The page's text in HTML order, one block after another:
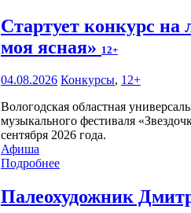
Стартует конкурс на
моя ясная» 12+
04.08.2026 Конкурсы, 12+
Вологодская областная
музыкального фестиваля
сентября 2026 года.
Афиша
Подробнее
Палеохудожник